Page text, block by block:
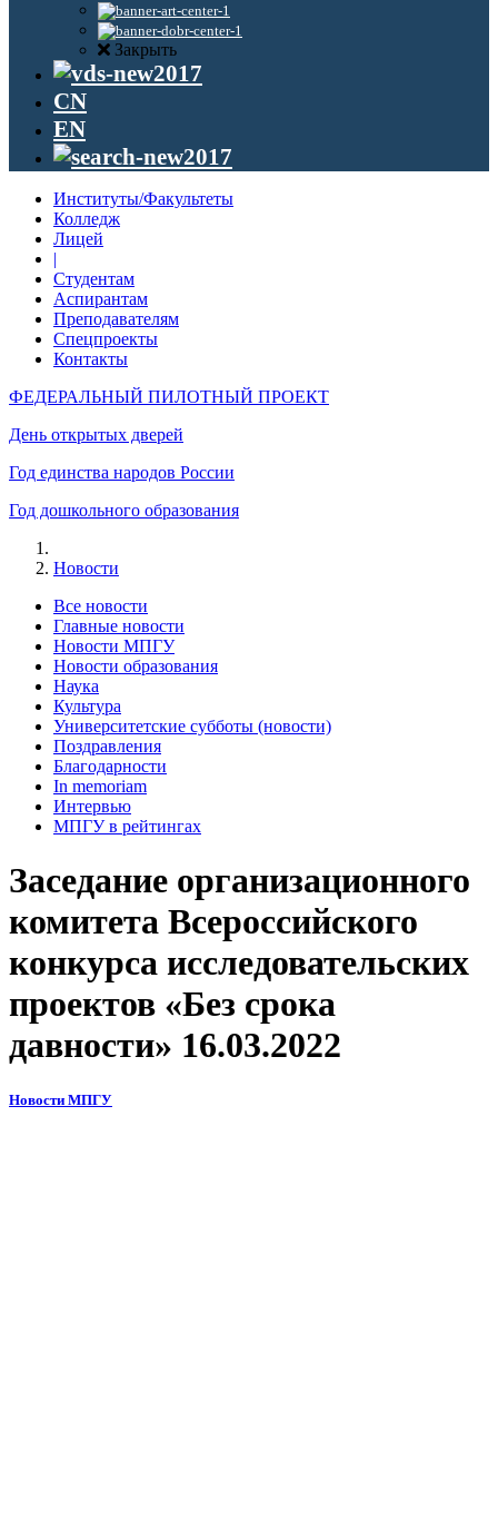
Закрыть
CN
EN
Институты/Факультеты
Колледж
Лицей
|
Студентам
Аспирантам
Преподавателям
Спецпроекты
Контакты
ФЕДЕРАЛЬНЫЙ ПИЛОТНЫЙ ПРОЕКТ
День открытых дверей
Год единства народов России
Год дошкольного образования
Новости
Все новости
Главные новости
Новости МПГУ
Новости образования
Наука
Культура
Университетские субботы (новости)
Поздравления
Благодарности
In memoriam
Интервью
МПГУ в рейтингах
Заседание организационного
комитета Всероссийского
конкурса исследовательских
проектов «Без срока
давности» 16.03.2022
Новости МПГУ